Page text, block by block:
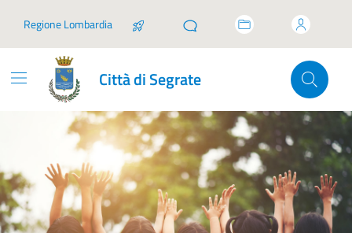
Regione Lombardia
Città di Segrate